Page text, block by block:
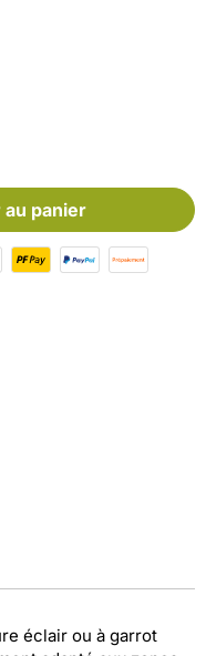
panier
éclair ou à garrot